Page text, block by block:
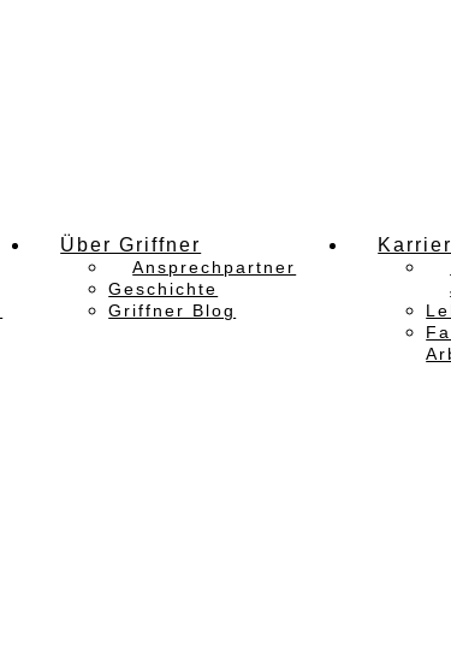
Über Griffner
Ansprechpartner
Geschichte
Griffner Blog